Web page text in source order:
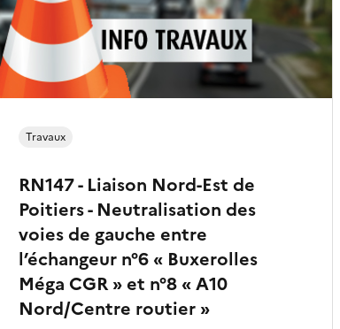
RN147 - Liaison Nord-Est de
Poitiers - Neutralisation des
voies de gauche entre
l’échangeur n°6 « Buxerolles
Méga CGR » et n°8 « A10
Nord/Centre routier »
Travaux